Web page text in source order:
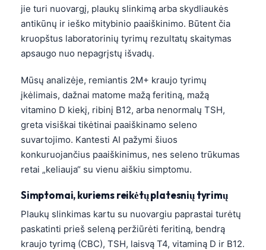
jie turi nuovargį, plaukų slinkimą arba skydliaukės
antikūnų ir ieško mitybinio paaiškinimo. Būtent čia
kruopštus laboratorinių tyrimų rezultatų skaitymas
apsaugo nuo nepagrįstų išvadų.
Mūsų analizėje, remiantis 2M+ kraujo tyrimų
įkėlimais, dažnai matome mažą feritiną, mažą
vitamino D kiekį, ribinį B12, arba nenormalų TSH,
greta visiškai tikėtinai paaiškinamo seleno
suvartojimo. Kantesti AI pažymi šiuos
konkuruojančius paaiškinimus, nes seleno trūkumas
retai „keliauja“ su vienu aiškiu simptomu.
Simptomai, kuriems reikėtų platesnių tyrimų
Plaukų slinkimas kartu su nuovargiu paprastai turėtų
paskatinti prieš seleną peržiūrėti feritiną, bendrą
kraujo tyrimą (CBC), TSH, laisvą T4, vitaminą D ir B12.